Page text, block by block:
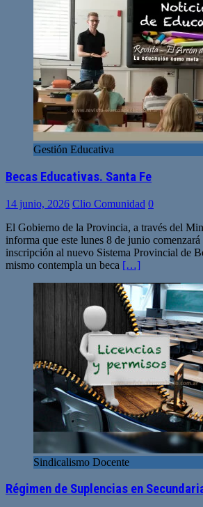
Gestión Educativa
Becas Educativas. Santa Fe
14 junio, 2026 Clio Comunidad 0
El Gobierno de la Provincia, a través del
informa que este lunes 8 de junio
inscripción al nuevo Sistema Provincial de
mismo contempla un beca […]
Sindicalismo Docente
Régimen de Suplencias en